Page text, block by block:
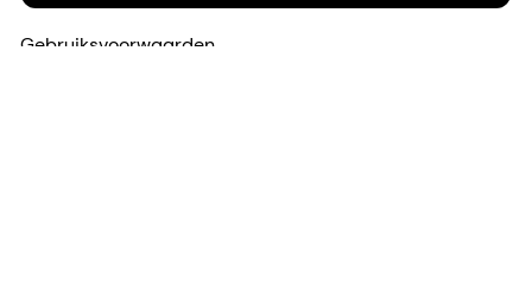
Gebruiksvoorwaarden